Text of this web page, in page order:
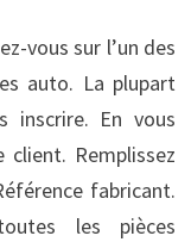
vous sur l’un des
auto. La plupart
inscrire. En vous
Remplissez
fabricant.
les pièces